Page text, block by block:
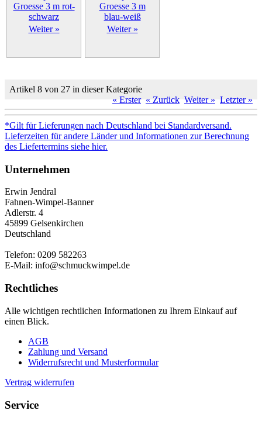
Weiter » Weiter »
Artikel 8 von 27 in dieser Kategorie
« Erster « Zurück Weiter » Letzter »
*Gilt für Lieferungen nach Deutschland bei Standardversand.
Lieferzeiten für andere Länder und Informationen zur Berechnung
des Liefertermins siehe hier.
Unternehmen
Erwin Jendral
Fahnen-Wimpel-Banner
Adlerstr. 4
45899 Gelsenkirchen
Deutschland
Telefon: 0209 582263
E-Mail: info@schmuckwimpel.de
Rechtliches
Alle wichtigen rechtlichen Informationen zu Ihrem Einkauf auf
einen Blick.
AGB
Zahlung und Versand
Widerrufsrecht und Musterformular
Vertrag widerrufen
Service